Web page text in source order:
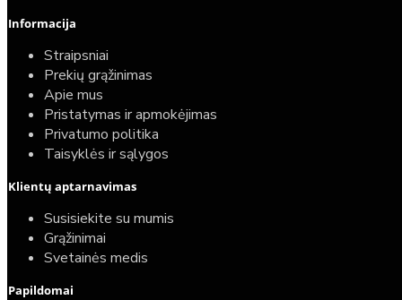
Informacija
Straipsniai
Prekių grąžinimas
Apie mus
Pristatymas ir apmokėjimas
Privatumo politika
Taisyklės ir sąlygos
Klientų aptarnavimas
Susisiekite su mumis
Grąžinimai
Svetainės medis
Papildomai